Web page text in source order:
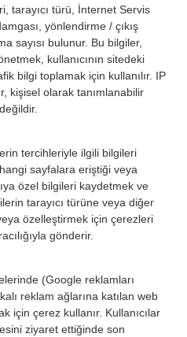
tarayıcı türü, İnternet Servis
yönlendirme / çıkış
sayısı bulunur. Bu bilgiler,
kullanıcının sitedeki
bilgi toplamak için kullanılır. IP
kişisel olarak tanımlanabilir
tercihleriyle ilgili bilgileri
sayfalara eriştiği veya
özel bilgileri kaydetmek ve
tarayıcı türüne veya diğer
özelleştirmek için çerezleri
gönderir.
(Google reklamları
reklam ağlarına katılan web
için çerez kullanır. Kullanıcılar
ziyaret ettiğinde son